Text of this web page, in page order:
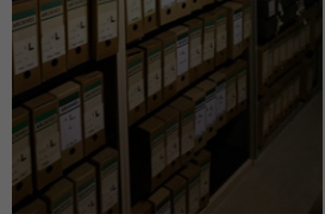
Famille